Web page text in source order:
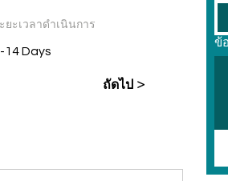
ยะเวลาดำเนินการ
14 Days
ถัดไป >
ข้